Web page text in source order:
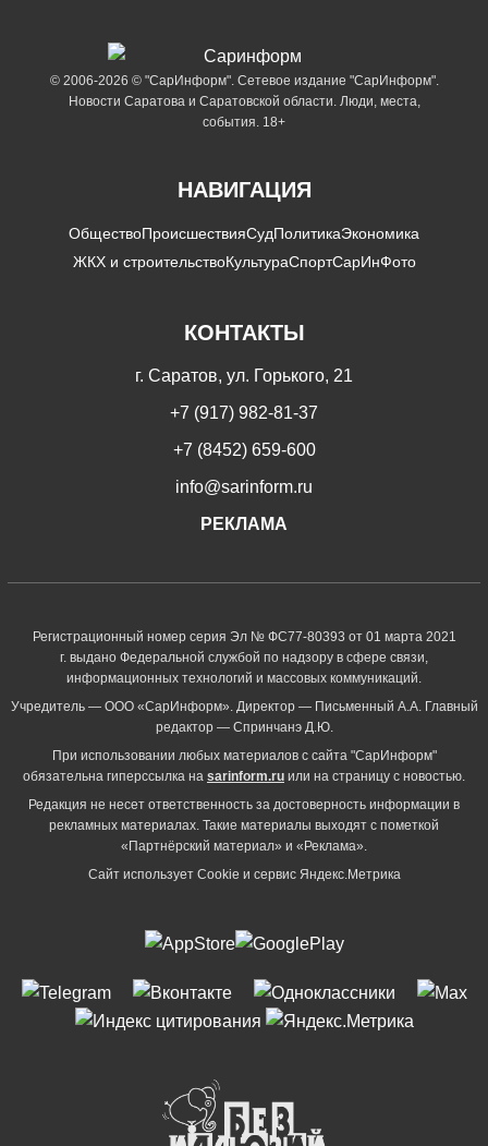
© 2006-2026 © "СарИнформ". Сетевое издание "СарИнформ".
Новости Саратова и Саратовской области. Люди, места,
события. 18+
НАВИГАЦИЯ
ОбществоПроисшествияСудПолитикаЭкономика
ЖКХ и строительствоКультураСпортСарИнФото
КОНТАКТЫ
г. Саратов, ул. Горького, 21
+7 (917) 982-81-37
+7 (8452) 659-600
info@sarinform.ru
РЕКЛАМА
Регистрационный номер серия Эл № ФС77-80393 от 01 марта 2021
г. выдано Федеральной службой по надзору в сфере связи,
информационных технологий и массовых коммуникаций.
Учредитель — ООО «СарИнформ». Директор — Письменный А.А. Главный
редактор — Спринчанэ Д.Ю.
При использовании любых материалов с сайта "СарИнформ"
обязательна гиперссылка на sarinform.ru или на страницу с новостью.
Редакция не несет ответственность за достоверность информации в
рекламных материалах. Такие материалы выходят с пометкой
«Партнёрский материал» и «Реклама».
Сайт использует Cookie и сервиc Яндекс.Метрика